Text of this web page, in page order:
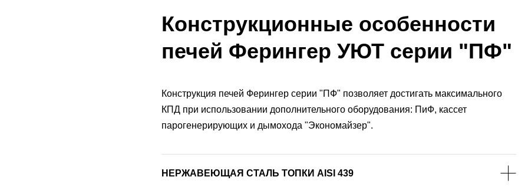
Конструкционные особенности
печей Ферингер УЮТ серии "ПФ"
Конструкция печей Ферингер серии "ПФ" позволяет достигать максимального
КПД при использовании дополнительного оборудования: ПиФ, кассет
парогенерирующих и дымохода "Экономайзер".
НЕРЖАВЕЮЩАЯ СТАЛЬ ТОПКИ AISI 439